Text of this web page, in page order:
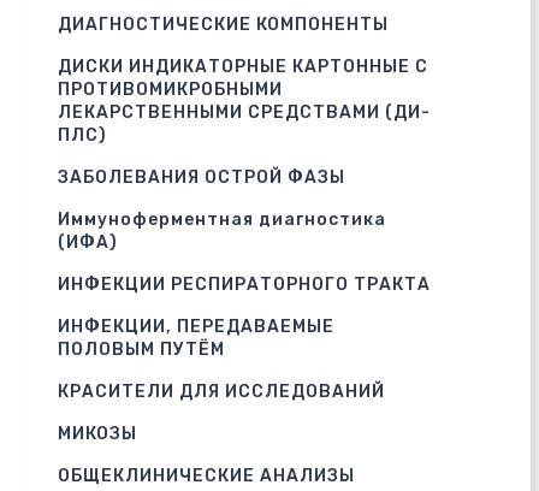
ДИАГНОСТИЧЕСКИЕ КОМПОНЕНТЫ
ДИСКИ ИНДИКАТОРНЫЕ КАРТОННЫЕ С
ПРОТИВОМИКРОБНЫМИ
ЛЕКАРСТВЕННЫМИ СРЕДСТВАМИ (ДИ-
ПЛС)
ЗАБОЛЕВАНИЯ ОСТРОЙ ФАЗЫ
Иммуноферментная диагностика
(ИФА)
ИНФЕКЦИИ РЕСПИРАТОРНОГО ТРАКТА
ИНФЕКЦИИ, ПЕРЕДАВАЕМЫЕ
ПОЛОВЫМ ПУТЁМ
КРАСИТЕЛИ ДЛЯ ИССЛЕДОВАНИЙ
МИКОЗЫ
ОБЩЕКЛИНИЧЕСКИЕ АНАЛИЗЫ